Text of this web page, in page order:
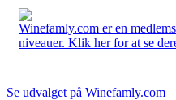
Winefamly.com er en
niveauer. Klik her for at se
Se udvalget på Winefamly.com